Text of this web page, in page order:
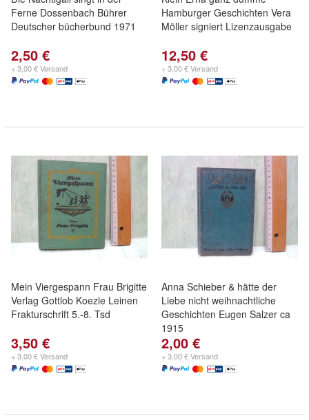
Ferne Dossenbach Bührer
Deutscher bücherbund 1971
2,50 €
+ 3,00 € Versand
Hamburger Geschichten Vera
Möller signiert Lizenzausgabe
12,50 €
+ 3,00 € Versand
Mein Viergespann Frau Brigitte
Verlag Gottlob Koezle Leinen
Frakturschrift 5.-8. Tsd
3,50 €
+ 3,00 € Versand
Anna Schieber & hätte der
Liebe nicht weihnachtliche
Geschichten Eugen Salzer ca
1915
2,00 €
+ 3,00 € Versand